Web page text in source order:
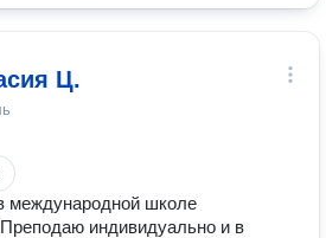
Ц.
международной школе
индивидуально и в